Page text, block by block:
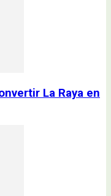
La Raya en